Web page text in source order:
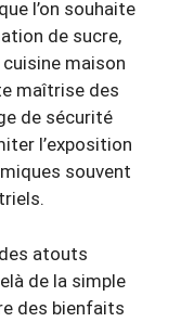
l’on souhaite
de sucre,
maison
maîtrise des
de sécurité
l’exposition
souvent
atouts
de la simple
des bienfaits